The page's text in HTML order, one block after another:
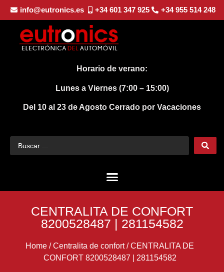
info@eutronics.es +34 601 347 925 +34 955 514 248
Horario de verano:
Lunes a Viernes (7:00 – 15:00)
Del 10 al 23 de Agosto Cerrado por Vacaciones
CENTRALITA DE CONFORT
8200528487 | 281154582
Home /Centralita de confort/CENTRALITA DE
CONFORT 8200528487 | 281154582